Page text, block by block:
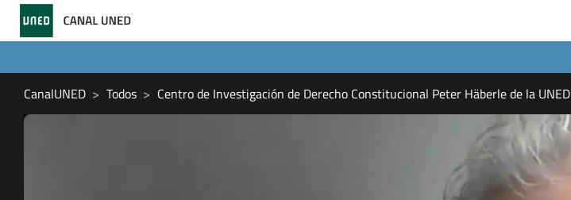
CanalUNED Todos Centro de Investigación de Derecho Constitucional Peter Häberle de la UNED